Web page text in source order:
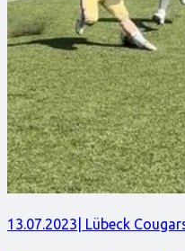
13.07.2023 | Lübeck